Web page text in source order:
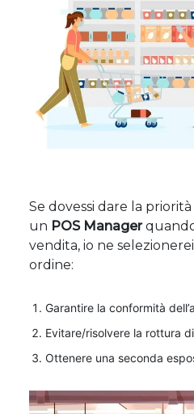
Se dovessi dare la
un POS Manager
vendita, io ne
ordine:
Garantire la conformità
Evitare/risolvere la rottura
Ottenere una seconda